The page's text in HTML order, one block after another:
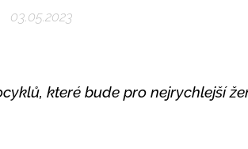
03.05.2023
které bude pro nejrychlejší